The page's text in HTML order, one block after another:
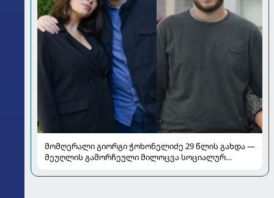
მომღერალი გიორგი ჭოხონელიძე 29 წლის გახდა —
მეუღლის გამორჩეული მილოცვა სოციალურ